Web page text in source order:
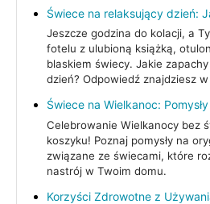
Świece na relaksujący dzień:
Jeszcze godzina do kolacji, a
fotelu z ulubioną książką,
blaskiem świecy. Jakie
dzień? Odpowiedź znajdziesz
Świece na Wielkanoc:
Celebrowanie Wielkanocy bez
koszyku! Poznaj pomysły na
związane ze świecami, które
nastrój w Twoim domu.
Korzyści Zdrowotne z